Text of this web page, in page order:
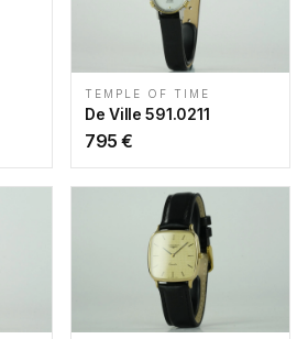
TEMPLE OF TIME
De Ville 591.0211
795 €